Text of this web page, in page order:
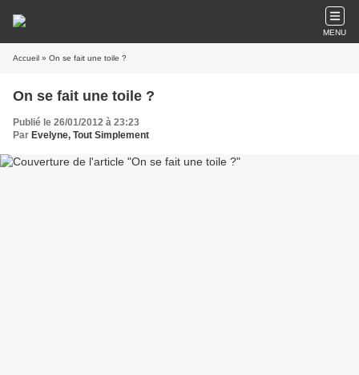
MENU
Accueil » On se fait une toile ?
On se fait une toile ?
Publié le 26/01/2012 à 23:23
Par Evelyne, Tout Simplement